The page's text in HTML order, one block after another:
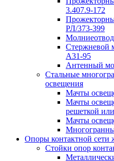
3.407.9-172
РЛ/373-399
Стержневой
А31-95
Антенный
Стальные
освещения
Мачты
Мачты
решеткой
Мачты
Опоры контактной сети
Стойки опор